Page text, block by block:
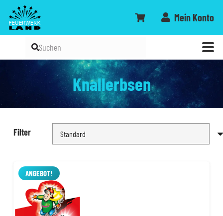
Mein Konto
Knallerbsen
Filter
ANGEBOT!